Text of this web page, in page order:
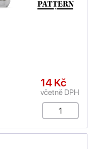
14 Kč
včetně DPH